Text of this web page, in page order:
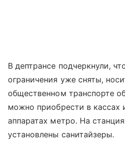
В дептрансе подчеркнули,
ограничения уже сняты,
общественном транспорте
можно приобрести в кассах
аппаратах метро. На
установлены санитайзеры.